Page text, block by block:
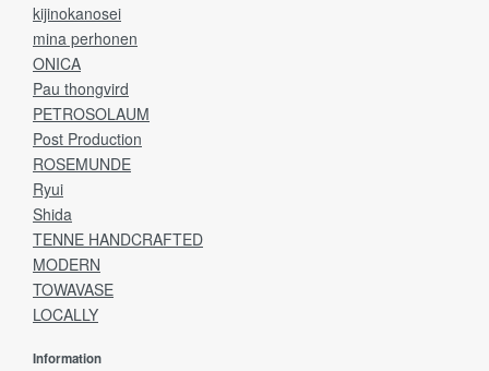
kijinokanosei
mina perhonen
ONICA
Pau thongvird
PETROSOLAUM
Post Production
ROSEMUNDE
Ryui
Shida
TENNE HANDCRAFTED
MODERN
TOWAVASE
LOCALLY
Information